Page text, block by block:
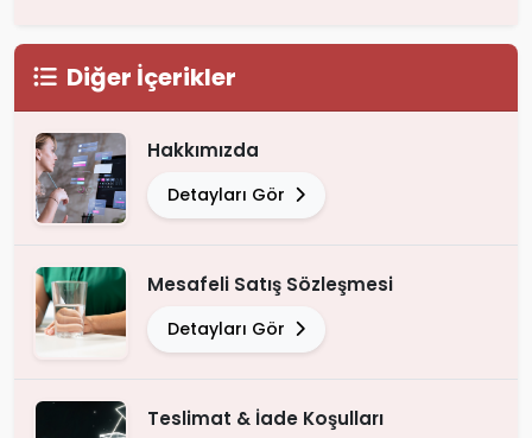
Diğer İçerikler
Hakkımızda
Detayları Gör
Mesafeli Satış Sözleşmesi
Detayları Gör
Teslimat & İade Koşulları